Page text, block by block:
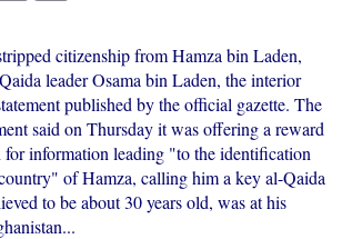
citizenship from Hamza bin Laden,
leader Osama bin Laden, the interior
published by the official gazette. The
said on Thursday it was offering a reward
information leading "to the identification
of Hamza, calling him a key al-Qaida
to be about 30 years old, was at his